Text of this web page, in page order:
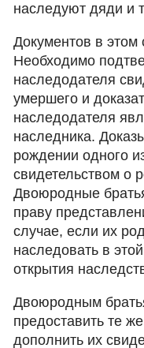
наследуют дяди и
Документов в этом
Необходимо
наследодателя
умершего и
наследодателя
наследника.
рождении одного
свидетельством о
Двоюродные
праву
случае, если их
наследовать в
открытия
Двоюродным
предоставить те
дополнить их